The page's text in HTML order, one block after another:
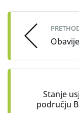
navigation
Stanje
području